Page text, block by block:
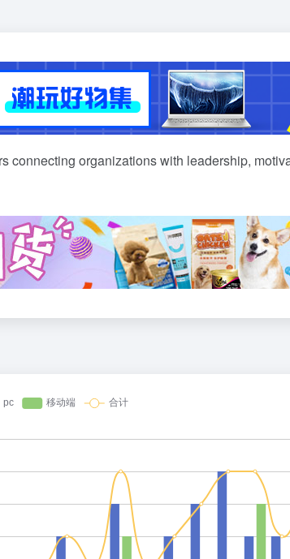
connecting organizations with leadership,